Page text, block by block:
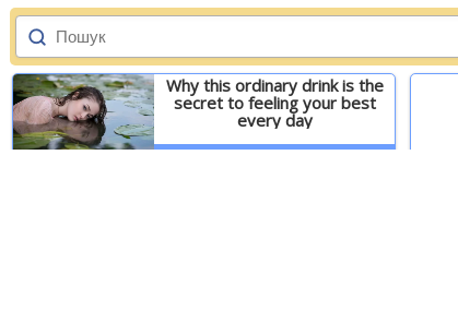
Why this ordinary drink is the
secret to feeling your best
every day